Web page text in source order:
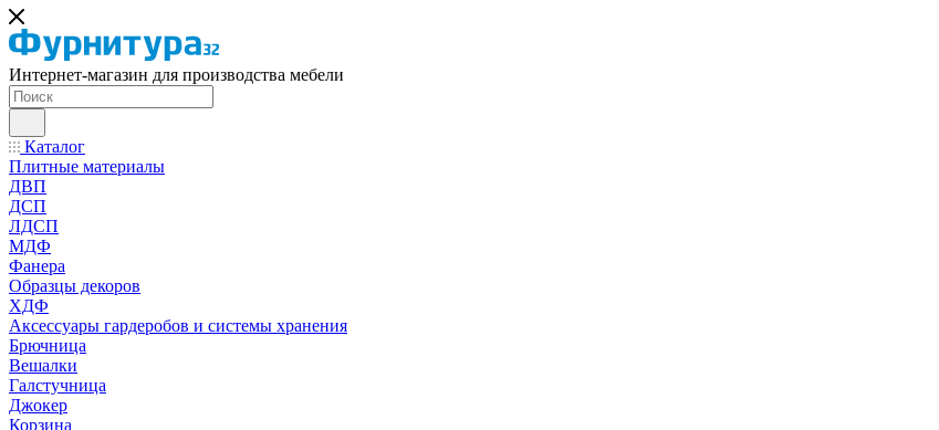
Интернет-магазин для производства мебели
Каталог
Плитные материалы
ДВП
ДСП
ЛДСП
МДФ
Фанера
Образцы декоров
ХДФ
Аксессуары гардеробов и системы хранения
Брючница
Вешалки
Галстучница
Джокер
Корзина